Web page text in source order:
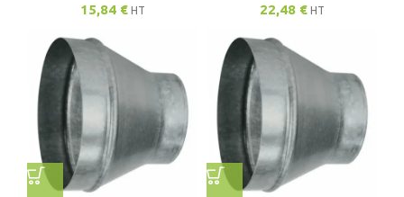
15,84 € HT
22,48 € HT